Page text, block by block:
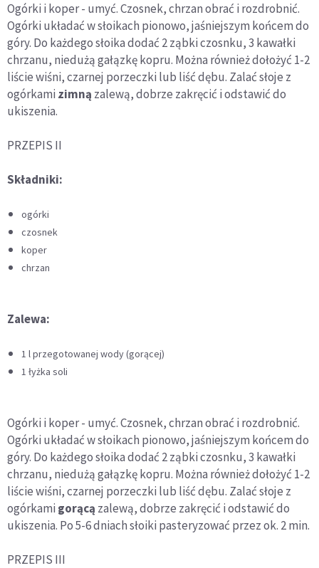
Ogórki i koper - umyć. Czosnek, chrzan obrać i rozdrobnić.
Ogórki układać w słoikach pionowo, jaśniejszym końcem do
góry. Do każdego słoika dodać 2 ząbki czosnku, 3 kawałki
chrzanu, niedużą gałązkę kopru. Można również dołożyć 1-2
liście wiśni, czarnej porzeczki lub liść dębu. Zalać słoje z
ogórkami zimną zalewą, dobrze zakręcić i odstawić do
ukiszenia.
PRZEPIS II
Składniki:
ogórki
czosnek
koper
chrzan
Zalewa:
1 l przegotowanej wody (gorącej)
1 łyżka soli
Ogórki i koper - umyć. Czosnek, chrzan obrać i rozdrobnić.
Ogórki układać w słoikach pionowo, jaśniejszym końcem do
góry. Do każdego słoika dodać 2 ząbki czosnku, 3 kawałki
chrzanu, niedużą gałązkę kopru. Można również dołożyć 1-2
liście wiśni, czarnej porzeczki lub liść dębu. Zalać słoje z
ogórkami gorącą zalewą, dobrze zakręcić i odstawić do
ukiszenia. Po 5-6 dniach słoiki pasteryzować przez ok. 2 min.
PRZEPIS III